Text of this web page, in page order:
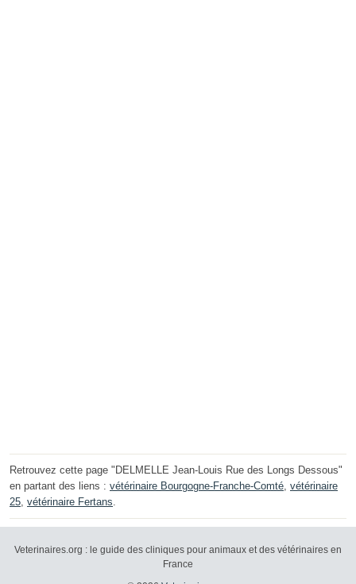
Retrouvez cette page "DELMELLE Jean-Louis Rue des Longs Dessous"
en partant des liens : vétérinaire Bourgogne-Franche-Comté, vétérinaire
25, vétérinaire Fertans.
Veterinaires.org : le guide des cliniques pour animaux et des vétérinaires en
France